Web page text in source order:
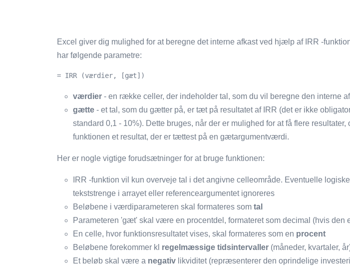
Excel giver dig mulighed for at beregne det interne afkast ved hjælp af IRR -
har følgende parametre:
= IRR (værdier, [gæt])
værdier - en række celler, der indeholder tal, som du vil beregne den interne
gætte - et tal, som du gætter på, er tæt på resultatet af IRR (det er ikke
standard 0,1 - 10%). Dette bruges, når der er mulighed for at få flere resultater,
funktionen et resultat, der er tættest på en gætargumentværdi.
Her er nogle vigtige forudsætninger for at bruge funktionen:
IRR -funktion vil kun overveje tal i det angivne celleområde. Eventuelle
tekststrenge i arrayet eller referenceargumentet ignoreres
Beløbene i værdiparameteren skal formateres som tal
Parameteren 'gæt' skal være en procentdel, formateret som decimal (hvis den
En celle, hvor funktionsresultatet vises, skal formateres som en procent
Beløbene forekommer kl regelmæssige tidsintervaller (måneder, kvartaler,
Et beløb skal være a negativ likviditet (repræsenterer den oprindelige